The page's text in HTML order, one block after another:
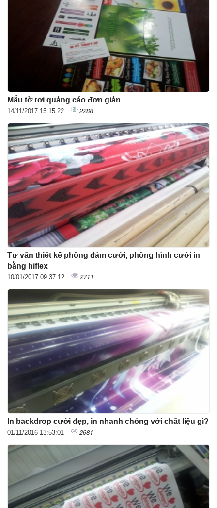
Mẫu tờ rơi quảng cáo đơn giản
14/11/2017 15:15:22 2288
Tư vấn thiết kế phông đám cưới, phông hình cưới in
bằng hiflex
10/01/2017 09:37:12 2711
In backdrop cưới đẹp, in nhanh chóng với chất liệu gì?
01/11/2016 13:53:01 2681